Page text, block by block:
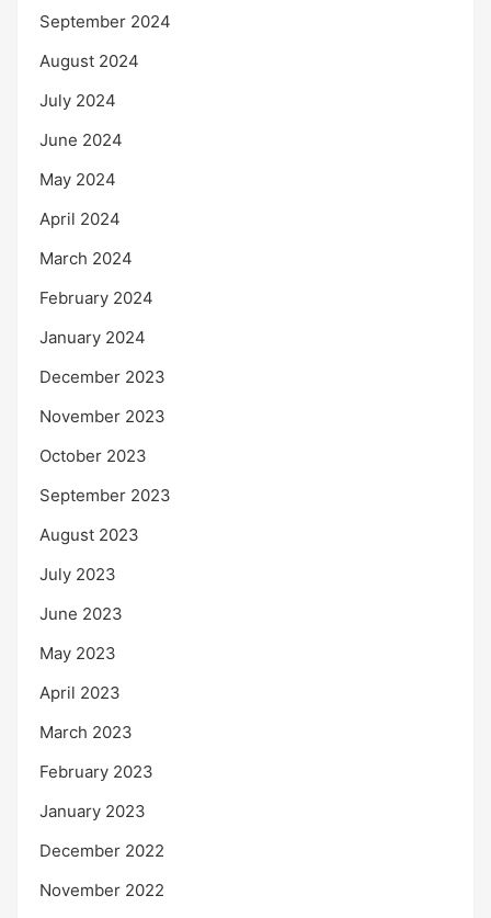
September 2024
August 2024
July 2024
June 2024
May 2024
April 2024
March 2024
February 2024
January 2024
December 2023
November 2023
October 2023
September 2023
August 2023
July 2023
June 2023
May 2023
April 2023
March 2023
February 2023
January 2023
December 2022
November 2022